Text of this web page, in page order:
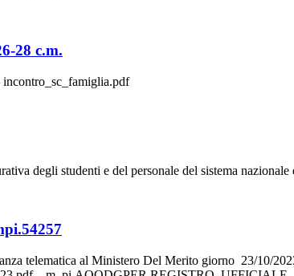
28 c.m.
degli studenti e del personale del sistema
telematica al Ministero Del Merito giorno 23/10/